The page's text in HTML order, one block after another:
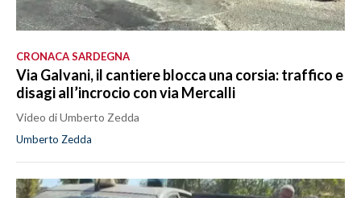
CRONACA SARDEGNA
Via Galvani, il cantiere blocca una corsia: traffico e
disagi all’incrocio con via Mercalli
Video di Umberto Zedda
Umberto Zedda